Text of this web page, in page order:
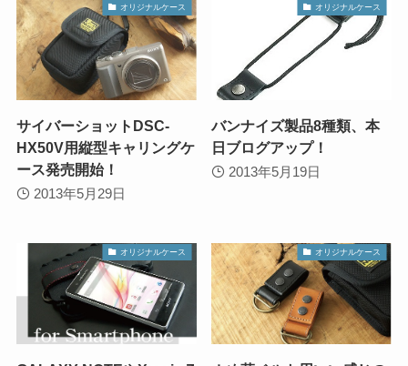
オリジナルケース
サイバーショットDSC-
HX50V用縦型キャリングケ
ース発売開始！
2013年5月29日
オリジナルケース
バンナイズ製品8種類、本
日ブログアップ！
2013年5月19日
オリジナルケース オリジナルケース